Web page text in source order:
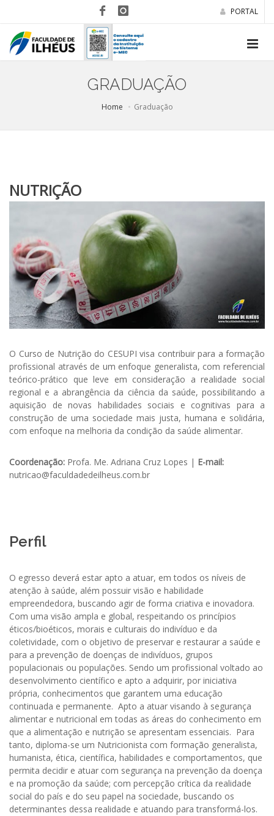
PORTAL
GRADUAÇÃO
Home Graduação
NUTRIÇÃO
O Curso de Nutrição do CESUPI visa contribuir para a formação
profissional através de um enfoque generalista, com referencial
teórico-prático que leve em consideração a realidade social
regional e a abrangência da ciência da saúde, possibilitando a
aquisição de novas habilidades sociais e cognitivas para a
construção de uma sociedade mais justa, humana e solidária,
com enfoque na melhoria da condição da saúde alimentar.
Coordenação: Profa. Me. Adriana Cruz Lopes | E-mail:
nutricao@faculdadedeilheus.com.br
Perfil
O egresso deverá estar apto a atuar, em todos os níveis de
atenção à saúde, além possuir visão e habilidade
empreendedora, buscando agir de forma criativa e inovadora.
Com uma visão ampla e global, respeitando os princípios
éticos/bioéticos, morais e culturais do indivíduo e da
coletividade, com o objetivo de preservar e restaurar a saúde e
para a prevenção de doenças de indivíduos, grupos
populacionais ou populações. Sendo um profissional voltado ao
desenvolvimento científico e apto a adquirir, por iniciativa
própria, conhecimentos que garantem uma educação
continuada e permanente. Apto a atuar visando à segurança
alimentar e nutricional em todas as áreas do conhecimento em
que a alimentação e nutrição se apresentam essenciais. Para
tanto, diploma-se um Nutricionista com formação generalista,
humanista, ética, científica, habilidades e comportamentos, que
permita decidir e atuar com segurança na prevenção da doença
e na promoção da saúde; com percepção crítica da realidade
social do país e do seu papel na sociedade, buscando os
determinantes dessa realidade e atuando para transformá-los.